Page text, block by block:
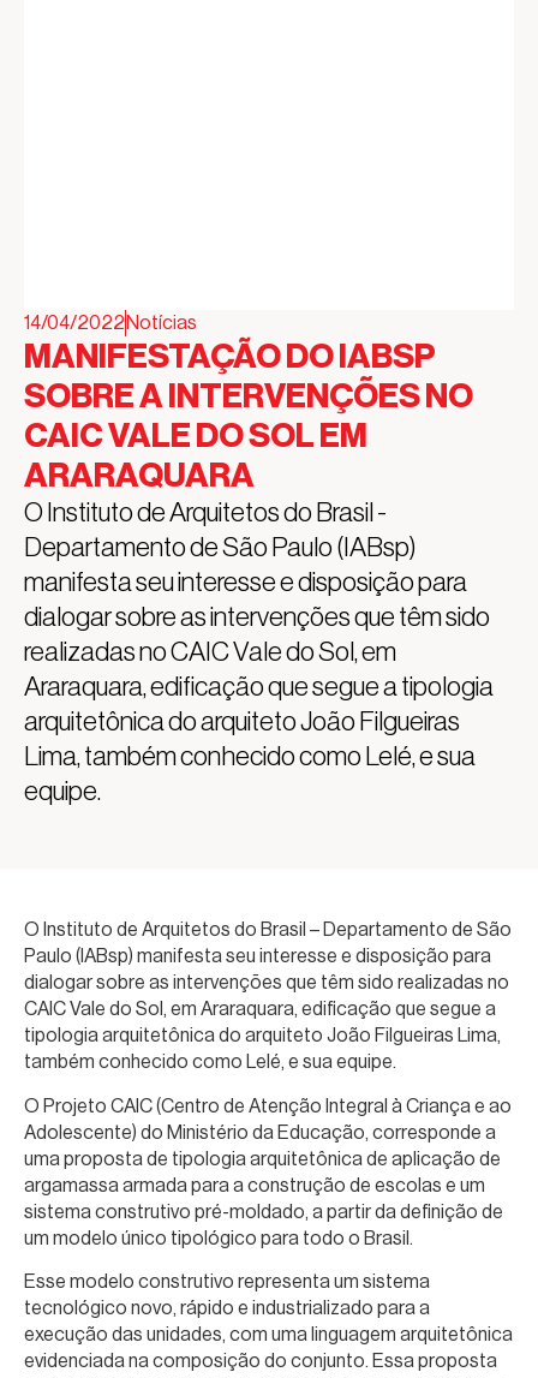
14/04/2022Notícias
MANIFESTAÇÃO DO IABSP
SOBRE A INTERVENÇÕES NO
CAIC VALE DO SOL EM
ARARAQUARA
O Instituto de Arquitetos do Brasil -
Departamento de São Paulo (IABsp)
manifesta seu interesse e disposição para
dialogar sobre as intervenções que têm sido
realizadas no CAIC Vale do Sol, em
Araraquara, edificação que segue a tipologia
arquitetônica do arquiteto João Filgueiras
Lima, também conhecido como Lelé, e sua
equipe.
O Instituto de Arquitetos do Brasil – Departamento de São
Paulo (IABsp) manifesta seu interesse e disposição para
dialogar sobre as intervenções que têm sido realizadas no
CAIC Vale do Sol, em Araraquara, edificação que segue a
tipologia arquitetônica do arquiteto João Filgueiras Lima,
também conhecido como Lelé, e sua equipe.
O Projeto CAIC (Centro de Atenção Integral à Criança e ao
Adolescente) do Ministério da Educação, corresponde a
uma proposta de tipologia arquitetônica de aplicação de
argamassa armada para a construção de escolas e um
sistema construtivo pré-moldado, a partir da definição de
um modelo único tipológico para todo o Brasil.
Esse modelo construtivo representa um sistema
tecnológico novo, rápido e industrializado para a
execução das unidades, com uma linguagem arquitetônica
evidenciada na composição do conjunto. Essa proposta